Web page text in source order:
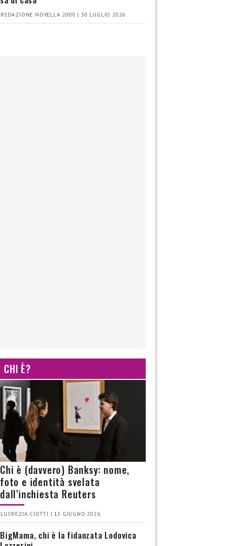
REDAZIONE NOVELLA 2000 | 30 LUGLIO 2026
CHI È?
Chi è (davvero) Banksy: nome,
foto e identità svelata
dall’inchiesta Reuters
LUCREZIA CIOTTI | 13 GIUGNO 2026
BigMama, chi è la fidanzata Lodovica